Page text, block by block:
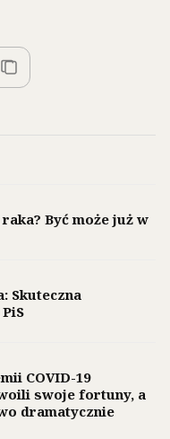
Być może już w
Skuteczna
COVID-19
swoje fortuny, a
dramatycznie